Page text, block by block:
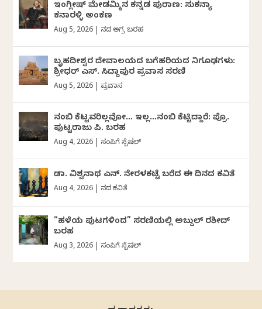
ಇಂಗ್ಲೀಷ್ ಮೇಡಮ್ಮಿನ ಕನ್ನಡ ಪುರಾಣ: ಸುಕನ್ಯಾ
ಕನಾರಳ್ಳಿ ಅಂಕಣ
Aug 5, 2026 ದಿನದ ಅಗ್ರ ಬರಹ
ಬೃಹದೀಶ್ವರ ದೇವಾಲಯದ ಬಗೆಹರಿಯದ ನಿಗೂಢಗಳು:
ಶ್ರೀಧರ್‌ ಎಸ್.‌ ಸಿದ್ದಾಪುರ ಪ್ರವಾಸ ಸರಣಿ
Aug 5, 2026 ಪ್ರವಾಸ
ನಂಬಿ ಕೆಟ್ಟವರಿಲ್ಲವೋ… ಇಲ್ಲ…ನಂಬಿ ಕೆಟ್ಟಿದ್ದಾರೆ: ಪ್ರೊ.
ಪುಟ್ಟರಾಜು ಪಿ. ಬರಹ
Aug 4, 2026 ಸಂಪಿಗೆ ಸ್ಪೆಷಲ್
ಡಾ. ವಿಶ್ವನಾಥ ಎನ್.‌ ನೇರಳಕಟ್ಟೆ ಬರೆದ ಈ ದಿನದ ಕವಿತೆ
Aug 4, 2026 ದಿನದ ಕವಿತೆ
“ಹಳೆಯ ಪುಟಗಳಿಂದ” ಸರಣಿಯಲ್ಲಿ ಅಬ್ದುಲ್‌ ರಶೀದ್‌
ಬರಹ
Aug 3, 2026 ಸಂಪಿಗೆ ಸ್ಪೆಷಲ್